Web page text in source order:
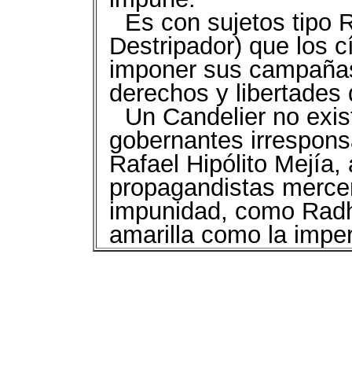
Es con sujetos tipo
Destripador) que los
imponer sus
derechos y libertades
Un Candelier no
gobernantes
Rafael Hipólito
propagandistas
impunidad, como
amarilla como la